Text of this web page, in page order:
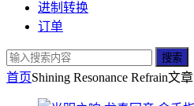
进制转换
订单
搜索
首页Shining Resonance Refrain文章